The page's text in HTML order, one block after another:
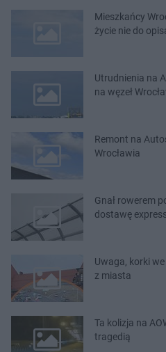
Mieszkańcy
życie nie do
Utrudnienia na
na węzeł
Remont na
Wrocławia
Gnał rowerem
dostawę
Uwaga, korki we
z miasta
Ta kolizja na
tragedią